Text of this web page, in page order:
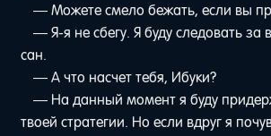
— Можете смело бежать, если вы
— Я-я не сбегу. Я буду следовать за
сан.
— А что насчет тебя, Ибуки?
— На данный момент я буду
твоей стратегии. Но если вдруг я